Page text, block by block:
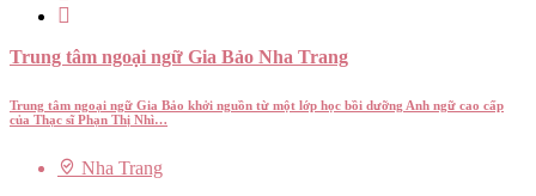
Trung tâm ngoại ngữ Gia Bảo Nha Trang
Trung tâm ngoại ngữ Gia Bảo khởi nguồn từ một lớp học bồi dưỡng Anh ngữ cao cấp
của Thạc sĩ Phạn Thị Nhì…
Nha Trang